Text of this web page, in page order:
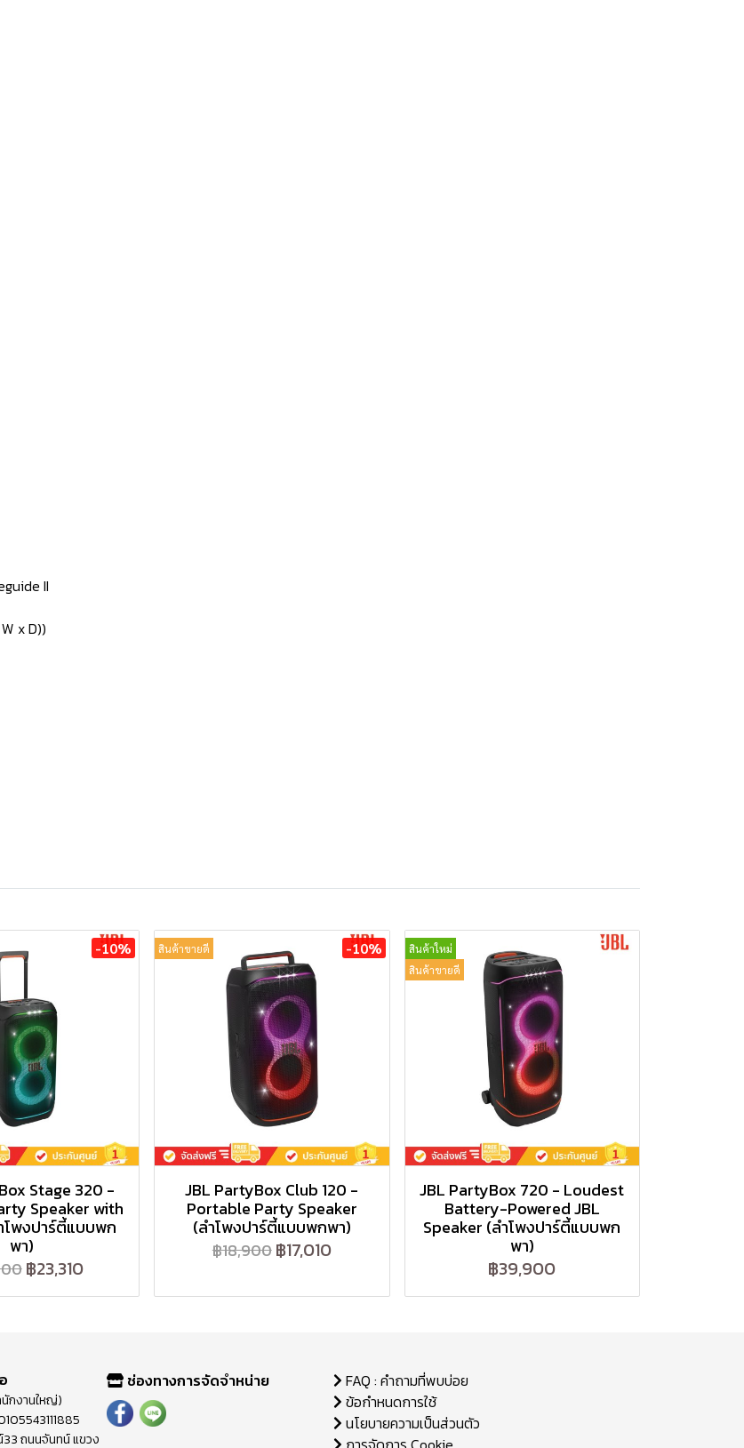
II
x D))
-10%
Stage 320 -
Speaker with
โพงปาร์ตี้แบบพก
พา)
฿23,310
สินค้าขายดี -10%
JBL PartyBox Club 120 -
Portable Party Speaker
(ลำโพงปาร์ตี้แบบพกพา)
฿18,900฿17,010
สินค้าใหม่
สินค้าขายดี
JBL PartyBox 720 - Loudest
Battery-Powered JBL
Speaker (ลำโพงปาร์ตี้แบบพก
พา)
฿39,900
นักงานใหญ่)
ถนนจันทน์ แขวง
ช่องทางการจัดจำหน่าย
FAQ : คำถามที่พบบ่อย
ข้อกำหนดการใช้
นโยบายความเป็นส่วนตัว